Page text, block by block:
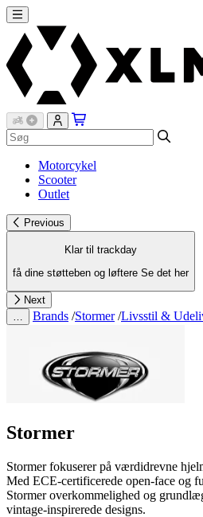
Motorcykel
Scooter
Outlet
Previous
Klar til trackday
få dine støtteben og løftere Se det her
Next
Brands /Stormer /Livsstil &
Stormer
Stormer fokuserer på værdidrevne
Med ECE-certificerede open-face og
Stormer overkommelighed og
vintage-inspirerede designs.